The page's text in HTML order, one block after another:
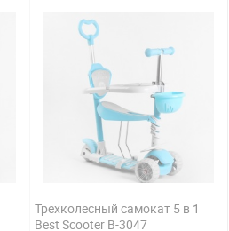
Трехколесный самокат 5 в 1
Best Scooter B-3047